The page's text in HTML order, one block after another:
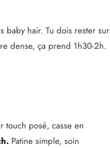
baby hair. Tu dois rester sur
dense, ça prend 1h30-2h.
touch posé, casse en
Patine simple, soin